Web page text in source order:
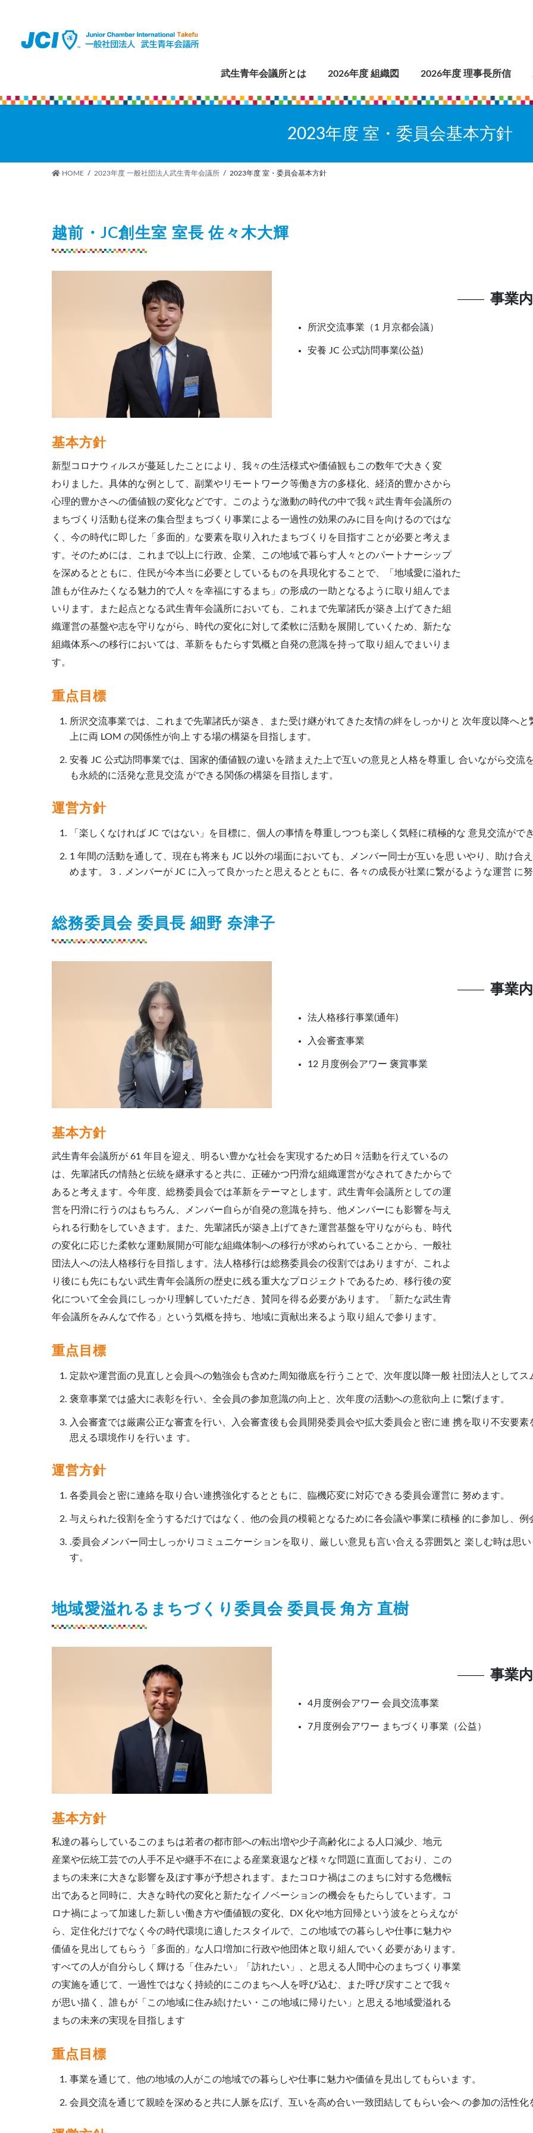
キ
に
武生青年会議所とは 2026年度 組織図 2026年度 理事長所信
2023年度 室・委員会基本方針
HOME 2023年度 一般社団法人武生青年会議所 2023年度 室・委員会基本方針
越前・JC創生室 室長 佐々木大輝
事業
所沢交流事業（1 月京都会議）
安養 JC 公式訪問事業(公益)
基本方針
新型コロナウィルスが蔓延したことにより、我々の生活様式や価値観もこの数年で大きく変
わりました。具体的な例として、副業やリモートワーク等働き方の多様化、経済的豊かさから
心理的豊かさへの価値観の変化などです。このような激動の時代の中で我々武生青年会議所の
まちづくり活動も従来の集合型まちづくり事業による一過性の効果のみに目を向けるのではな
く、今の時代に即した「多面的」な要素を取り入れたまちづくりを目指すことが必要と考えま
す。そのためには、これまで以上に行政、企業、この地域で暮らす人々とのパートナーシップ
を深めるとともに、住民が今本当に必要としているものを具現化することで、「地域愛に溢れた
誰もが住みたくなる魅力的で人々を幸福にするまち」の形成の一助となるように取り組んでま
いります。また起点となる武生青年会議所においても、これまで先輩諸氏が築き上げてきた組
織運営の基盤や志を守りながら、時代の変化に対して柔軟に活動を展開していくため、新たな
組織体系への移行においては、革新をもたらす気概と自発の意識を持って取り組んでまいりま
す。
重点目標
所沢交流事業では、これまで先輩諸氏が築き、また受け継がれてきた友情の絆をしっかりと 次年度以降へ
上に両 LOM の関係性が向上 する場の構築を目指します。
安養 JC 公式訪問事業では、国家的価値観の違いを踏まえた上で互いの意見と人格を尊重し 合いながら交流
も永続的に活発な意見交流 ができる関係の構築を目指します。
運営方針
「楽しくなければ JC ではない」を目標に、個人の事情を尊重しつつも楽しく気軽に積極的な 意見交流がで
1 年間の活動を通して、現在も将来も JC 以外の場面においても、メンバー同士が互いを思 いやり、助け合
めます。 3．メンバーが JC に入って良かったと思えるとともに、各々の成長が社業に繋がるような運営 に
総務委員会 委員長 細野 奈津子
事業
法人格移行事業(通年)
入会審査事業
12 月度例会アワー 褒賞事業
基本方針
武生青年会議所が 61 年目を迎え、明るい豊かな社会を実現するため日々活動を行えているの
は、先輩諸氏の情熱と伝統を継承すると共に、正確かつ円滑な組織運営がなされてきたからで
あると考えます。今年度、総務委員会では革新をテーマとします。武生青年会議所としての運
営を円滑に行うのはもちろん、メンバー自らが自発の意識を持ち、他メンバーにも影響を与え
られる行動をしていきます。また、先輩諸氏が築き上げてきた運営基盤を守りながらも、時代
の変化に応じた柔軟な運動展開が可能な組織体制への移行が求められていることから、一般社
団法人への法人格移行を目指します。法人格移行は総務委員会の役割ではありますが、これよ
り後にも先にもない武生青年会議所の歴史に残る重大なプロジェクトであるため、移行後の変
化について全会員にしっかり理解していただき、賛同を得る必要があります。「新たな武生青
年会議所をみんなで作る」という気概を持ち、地域に貢献出来るよう取り組んで参ります。
重点目標
定款や運営面の見直しと会員への勉強会も含めた周知徹底を行うことで、次年度以降一般 社団法人として
褒章事業では盛大に表彰を行い、全会員の参加意識の向上と、次年度の活動への意欲向上 に繋げます。
入会審査では厳粛公正な審査を行い、入会審査後も会員開発委員会や拡大委員会と密に連 携を取り不安要
思える環境作りを行いま す。
運営方針
各委員会と密に連絡を取り合い連携強化するとともに、臨機応変に対応できる委員会運営に 努めます。
与えられた役割を全うするだけではなく、他の会員の模範となるために各会議や事業に積極 的に参加し、
.委員会メンバー同士しっかりコミュニケーションを取り、厳しい意見も言い合える雰囲気と 楽しむ時は思
す。
地域愛溢れるまちづくり委員会 委員長 角方 直樹
事業
4月度例会アワー 会員交流事業
7月度例会アワー まちづくり事業（公益）
基本方針
私達の暮らしているこのまちは若者の都市部への転出増や少子高齢化による人口減少、地元
産業や伝統工芸での人手不足や継手不在による産業衰退など様々な問題に直面しており、この
まちの未来に大きな影響を及ぼす事が予想されます。またコロナ禍はこのまちに対する危機転
出であると同時に、大きな時代の変化と新たなイノベーションの機会をもたらしています。コ
ロナ禍によって加速した新しい働き方や価値観の変化、DX 化や地方回帰という波をとらえなが
ら、定住化だけでなく今の時代環境に適したスタイルで、この地域での暮らしや仕事に魅力や
価値を見出してもらう「多面的」な人口増加に行政や他団体と取り組んでいく必要があります。
すべての人が自分らしく輝ける「住みたい」「訪れたい」、と思える人間中心のまちづくり事業
の実施を通じて、一過性ではなく持続的にこのまちへ人を呼び込む、また呼び戻すことで我々
が思い描く、誰もが「この地域に住み続けたい・この地域に帰りたい」と思える地域愛溢れる
まちの未来の実現を目指します
重点目標
事業を通じて、他の地域の人がこの地域での暮らしや仕事に魅力や価値を見出してもらいま す。
会員交流を通じて親睦を深めると共に人脈を広げ、互いを高め合い一致団結してもらい会へ の参加の活性化